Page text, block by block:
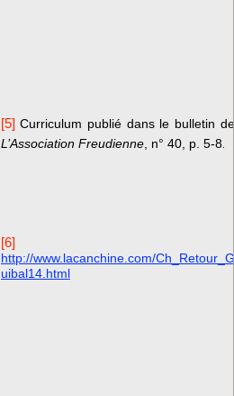
[5] Curriculum publié dans le bulletin de
L’Association Freudienne , n° 40, p. 5-8
[6]
http://www.lacanchine.com/Ch_Retour_G
uibal14.html